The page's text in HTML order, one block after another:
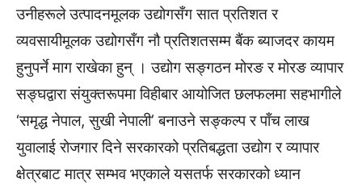
उनीहरूले उत्पादनमूलक उद्योगसँग सात प्रतिशत र
व्यवसायीमूलक उद्योगसँग नौ प्रतिशतसम्म बैंक ब्याजदर कायम
हुनुपर्ने माग राखेका हुन् । उद्योग सङ्गठन मोरङ र मोरङ व्यापार
सङ्घद्वारा संयुक्तरूपमा विहीबार आयोजित छलफलमा सहभागीले
‘समृद्ध नेपाल, सुखी नेपाली’ बनाउने सङ्कल्प र पाँच लाख
युवालाई रोजगार दिने सरकारको प्रतिबद्धता उद्योग र व्यापार
क्षेत्रबाट मात्र सम्भव भएकाले यसतर्फ सरकारको ध्यान